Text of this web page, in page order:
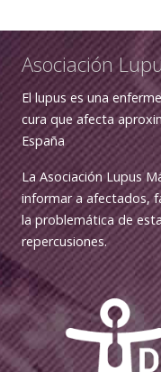
Asociación
El lupus es una
cura que afecta
España
La Asociación Lupus
informar a afectados,
la problemática de
repercusiones.